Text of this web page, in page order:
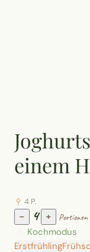
einem
4 P.
− 4 + Portionen
Kochmodus
Erstfrühling